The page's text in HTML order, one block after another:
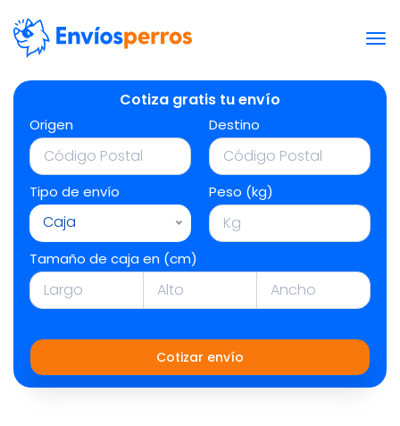
Cotiza gratis tu envío
Origen Destino
Tipo de envío
Caja
Peso (kg)
Tamaño de caja en (cm)
Cotizar envío